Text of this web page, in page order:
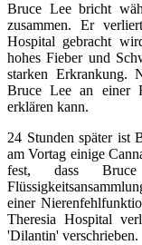
Bruce Lee bricht
zusammen. Er
Hospital gebracht
hohes Fieber und
starken Erkrankung.
Bruce Lee an einer
erklären kann.
24 Stunden später ist
am Vortag einige
fest, dass
einer
Theresia Hospital
'Dilantin' verschrieben.